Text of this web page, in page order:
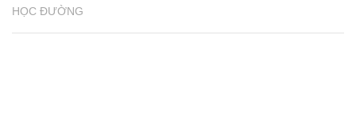
HỌC ĐƯỜNG